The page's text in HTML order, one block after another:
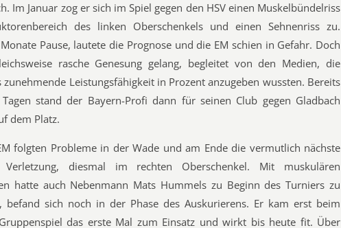
Im Januar zog er sich im Spiel gegen den HSV einen Muskelbündelriss
des linken Oberschenkels und einen Sehnenriss zu.
Pause, lautete die Prognose und die EM schien in Gefahr. Doch
rasche Genesung gelang, begleitet von den Medien, die
zunehmende Leistungsfähigkeit in Prozent anzugeben wussten. Bereits
stand der Bayern-Profi dann für seinen Club gegen Gladbach
dem Platz.
folgten Probleme in der Wade und am Ende die vermutlich nächste
Verletzung, diesmal im rechten Oberschenkel. Mit muskulären
hatte auch Nebenmann Mats Hummels zu Beginn des Turniers zu
befand sich noch in der Phase des Auskurierens. Er kam erst beim
das erste Mal zum Einsatz und wirkt bis heute fit. Über